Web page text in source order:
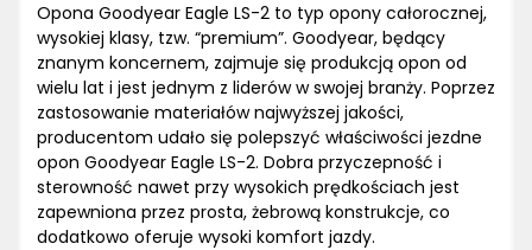
Opona Goodyear Eagle LS-2 to typ opony całorocznej,
wysokiej klasy, tzw. “premium”. Goodyear, będący
znanym koncernem, zajmuje się produkcją opon od
wielu lat i jest jednym z liderów w swojej branży. Poprzez
zastosowanie materiałów najwyższej jakości,
producentom udało się polepszyć właściwości jezdne
opon Goodyear Eagle LS-2. Dobra przyczepność i
sterowność nawet przy wysokich prędkościach jest
zapewniona przez prosta, żebrową konstrukcje, co
dodatkowo oferuje wysoki komfort jazdy.